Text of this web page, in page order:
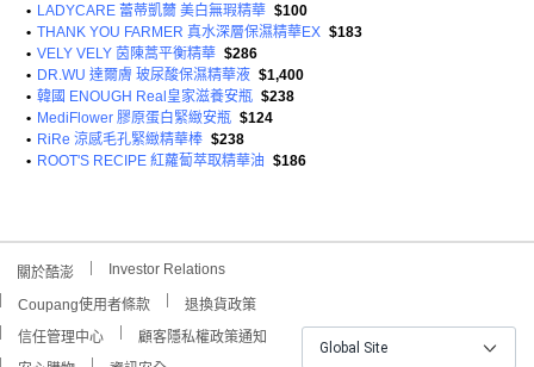
• LADYCARE 蕾蒂凱薾 美白無瑕精華 $100
• THANK YOU FARMER 真水深層保濕精華EX $183
• VELY VELY 茵陳蒿平衡精華 $286
• DR.WU 達爾膚 玻尿酸保濕精華液 $1,400
• 韓國 ENOUGH Real皇家滋養安瓶 $238
• MediFlower 膠原蛋白緊緻安瓶 $124
• RiRe 涼感毛孔緊緻精華棒 $238
• ROOT'S RECIPE 紅蘿蔔萃取精華油 $186
關於酷澎 Investor Relations
Coupang使用者條款
退換貨政策
信任管理中心
顧客隱私權政策通知
Global Site